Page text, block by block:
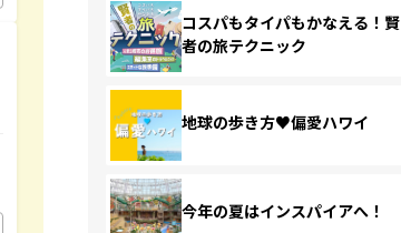
コスパもタイパもかなえる！賢
者の旅テクニック
地球の歩き方♥偏愛ハワイ
今年の夏はインスパイアへ！